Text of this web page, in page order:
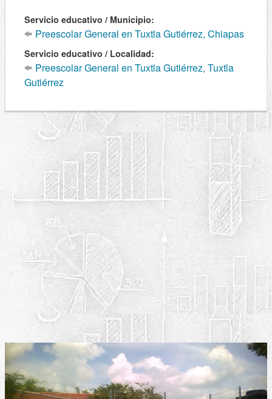
Servicio educativo / Municipio:
Preescolar General en Tuxtla Gutiérrez, Chiapas
Servicio educativo / Localidad:
Preescolar General en Tuxtla Gutiérrez, Tuxtla
Gutiérrez